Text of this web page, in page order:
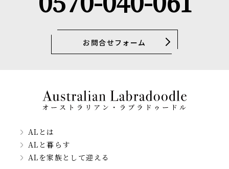
お問合せフォーム
ALとは
ALと暮らす
ALを家族として迎える